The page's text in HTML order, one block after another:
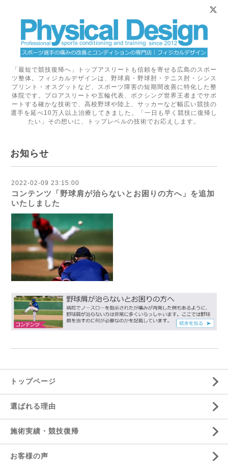
「最短で競技復帰へ」トップアスリートも信頼を寄せる広島のスポー
ツ整体。フィジカルデザインは、野球肩・野球肘・テニス肘・シンス
プリント・オスグットなど、スポーツ障害の短期間改善に特化した整
体院です。プロアスリートや五輪代表、ボクシング世界王者までサポ
ートする確かな技術で、高校野球や陸上、サッカーなど幅広い競技の
選手を延べ10万人以上治療してきました。「一日も早く競技に復帰し
たい」その想いに、トップレベルの技術でお応えします。
お知らせ
2022-02-09 23:15:00
コンテンツ「野球肩が治らないとお困りの方へ」を追加
いたしました
トップページ
選ばれる理由
施術実績・競技復帰
お客様の声